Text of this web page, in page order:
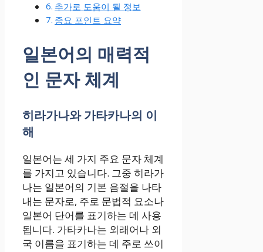
추가로 도움이 될 정보
중요 포인트 요약
일본어의 매력적
인 문자 체계
히라가나와 가타카나의 이
해
일본어는 세 가지 주요 문자 체계
를 가지고 있습니다. 그중 히라가
나는 일본어의 기본 음절을 나타
내는 문자로, 주로 문법적 요소나
일본어 단어를 표기하는 데 사용
됩니다. 가타카나는 외래어나 외
국 이름을 표기하는 데 주로 쓰이